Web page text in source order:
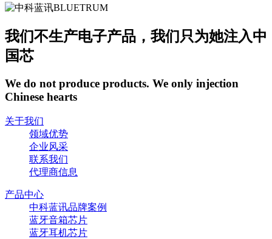
我们不生产电子产品，我们只为她注入中
国芯
We do not produce products. We only injection
Chinese hearts
关于我们
领域优势
企业风采
联系我们
代理商信息
产品中心
中科蓝讯品牌案例
蓝牙音箱芯片
蓝牙耳机芯片